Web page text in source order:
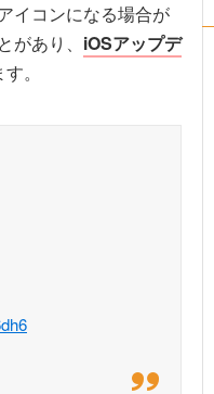
イコンになる場合が
あり、 iOSアップデ
。